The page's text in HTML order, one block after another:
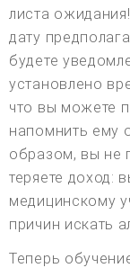
листа
дату
будете
установлено
что вы можете
напомнить ему
образом, вы не
теряете доход:
медицинскому
причин искать
Теперь